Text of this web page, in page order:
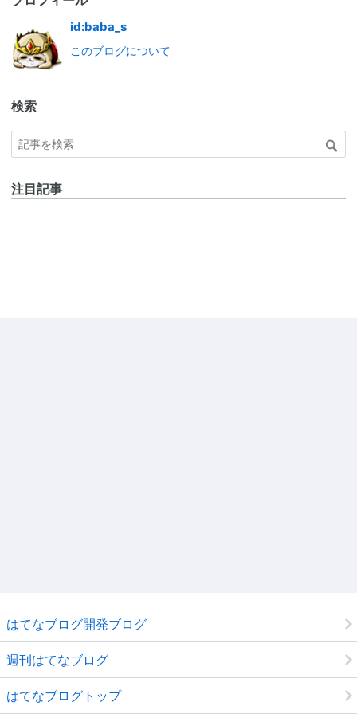
id:baba_s
このブログについて
検索
注目記事
はてなブログ開発ブログ
週刊はてなブログ
はてなブログトップ